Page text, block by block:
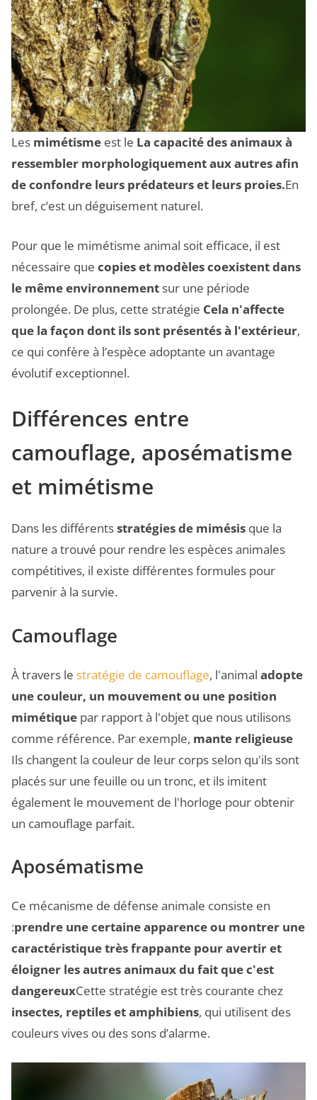
Les mimétisme est le La capacité des animaux à
ressembler morphologiquement aux autres afin
de confondre leurs prédateurs et leurs proies.En
bref, c’est un déguisement naturel.
Pour que le mimétisme animal soit efficace, il est
nécessaire que copies et modèles coexistent dans
le même environnement sur une période
prolongée. De plus, cette stratégie Cela n'affecte
que la façon dont ils sont présentés à l'extérieur,
ce qui confère à l’espèce adoptante un avantage
évolutif exceptionnel.
Différences entre
camouflage, aposématisme
et mimétisme
Dans les différentsstratégies de mimésis que la
nature a trouvé pour rendre les espèces animales
compétitives, il existe différentes formules pour
parvenir à la survie.
Camouflage
À travers le stratégie de camouflage, l'animal adopte
une couleur, un mouvement ou une position
mimétique par rapport à l'objet que nous utilisons
comme référence. Par exemple, mante religieuse
Ils changent la couleur de leur corps selon qu'ils sont
placés sur une feuille ou un tronc, et ils imitent
également le mouvement de l'horloge pour obtenir
un camouflage parfait.
Aposématisme
Ce mécanisme de défense animale consiste en
:prendre une certaine apparence ou montrer une
caractéristique très frappante pour avertir et
éloigner les autres animaux du fait que c'est
dangereuxCette stratégie est très courante chez
insectes, reptiles et amphibiens, qui utilisent des
couleurs vives ou des sons d’alarme.